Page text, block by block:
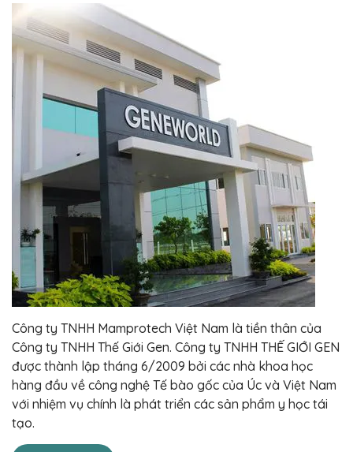
Công ty TNHH Mamprotech Việt Nam là tiền thân của
Công ty TNHH Thế Giới Gen. Công ty TNHH THẾ GIỚI GEN
được thành lập tháng 6/2009 bởi các nhà khoa học
hàng đầu về công nghệ Tế bào gốc của Úc và Việt Nam
với nhiệm vụ chính là phát triển các sản phẩm y học tái
tạo.